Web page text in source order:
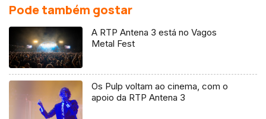
Pode também gostar
A RTP Antena 3 está no Vagos
Metal Fest
Os Pulp voltam ao cinema, com o
apoio da RTP Antena 3